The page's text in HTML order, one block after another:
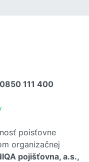
0850 111 400
poisťovne
organizačnej
pojišťovna, a.s.,